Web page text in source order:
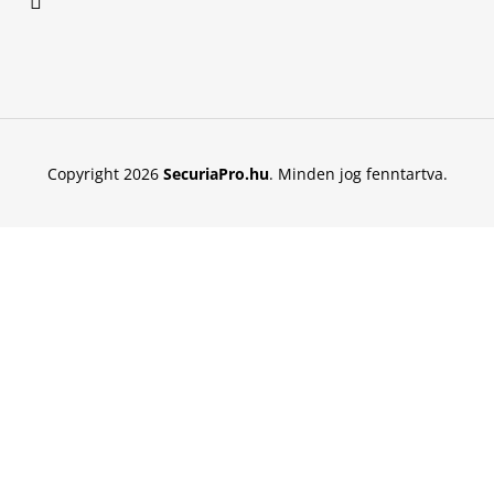
Copyright 2026 SecuriaPro.hu. Minden jog fenntartva.